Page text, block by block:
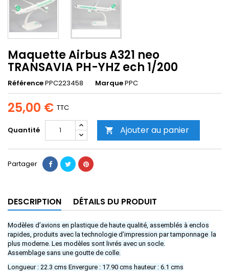
Maquette Airbus A321 neo
TRANSAVIA PH-YHZ ech 1/200
RéférencePPC223458 MarquePPC
25,00 € TTC
Quantité  Ajouter au panier
Partager
DESCRIPTION DÉTAILS DU PRODUIT
Modèles d’avions en plastique de haute qualité, assemblés à enclos
rapides, produits avec la technologie d’impression par tamponnage la
plus moderne. Les modèles sont livrés avec un socle.
Assemblage sans une goutte de colle.
Longueur : 22.3 cms Envergure : 17.90 cms hauteur : 6.1 cms